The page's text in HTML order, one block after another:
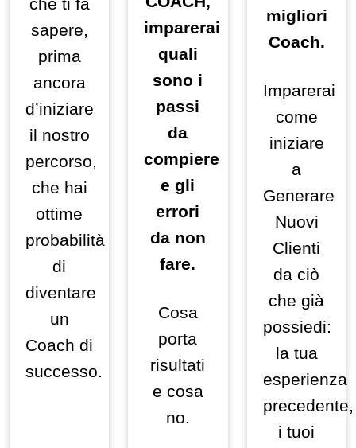
sapere,
prima
ancora
d’iniziare
il nostro
percorso,
che hai
ottime
probabilità
di
diventare
un
Coach di
successo.
imparerai
quali
sono i
passi
da
compiere
e gli
errori
da non
fare.
Cosa
porta
risultati
e cosa
no.
migliori
Coach.
Imparerai
come
iniziare
a
Generare
Nuovi
Clienti
da ciò
che già
possiedi:
la tua
esperienza
precedente,
i tuoi